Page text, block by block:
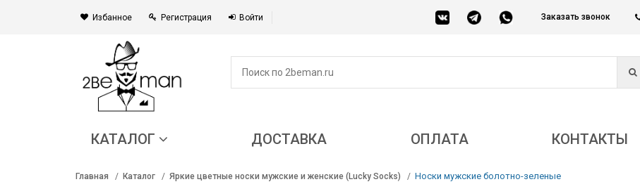
Избанное Регистрация Войти Заказать звонок
КАТАЛОГ ДОСТАВКА ОПЛАТА КОНТАКТЫ
Главная Каталог Яркие цветные носки мужские и женские (Lucky Socks) Носки мужские болотно-зеленые